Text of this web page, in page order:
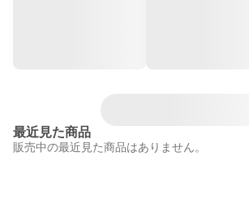
最近見た商品
販売中の最近見た商品はありません。